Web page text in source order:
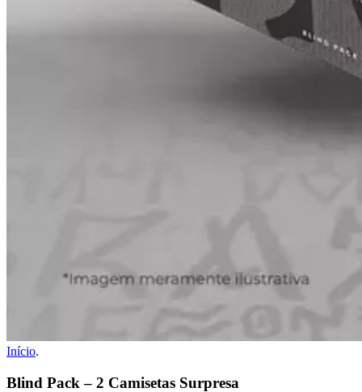
Início.
Blind Pack – 2 Camisetas Surpresa